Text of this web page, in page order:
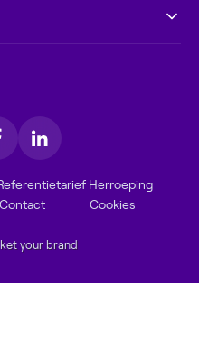
Herroeping
Cookies
your brand